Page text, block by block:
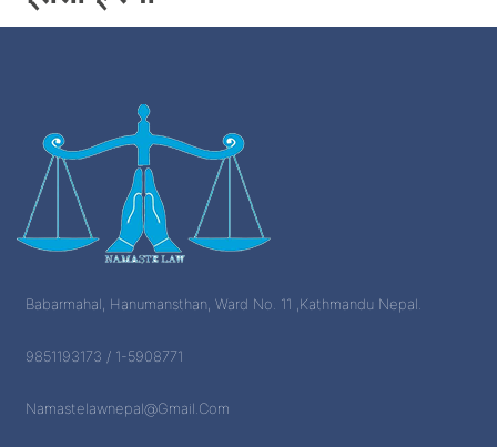
Babarmahal, Hanumansthan, Ward No. 11 ,Kathmandu Nepal.
9851193173 / 1-5908771
Namastelawnepal@Gmail.Com